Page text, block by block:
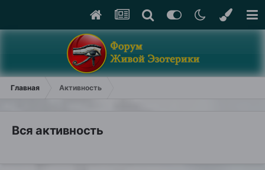
Главная Активность
Вся активность